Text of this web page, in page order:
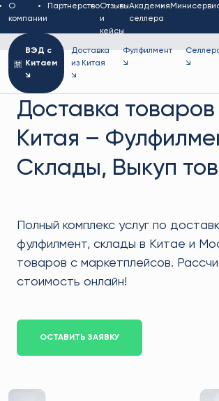
О
компании
ПартнерствоОтзывы
и
кейсы
Академия
селлера
ВЭД с
Китаем
↘
Доставка
из Китая
↘
Фулфилмент
↘
↘
Доставка товаров
Китая –
Склады, Выкуп
Полный комплекс услуг по
фулфилмент, склады в Китае и
товаров с маркетплейсов.
стоимость онлайн!
ОСТАВИТЬ ЗАЯВКУ